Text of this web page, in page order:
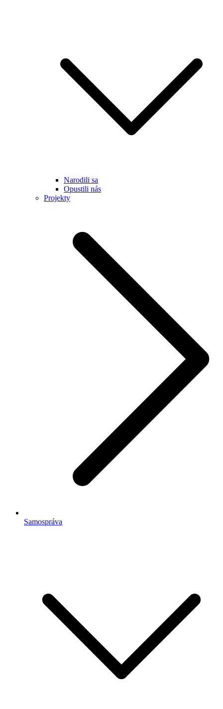
Narodili sa
Opustili nás
Projekty
Samospráva